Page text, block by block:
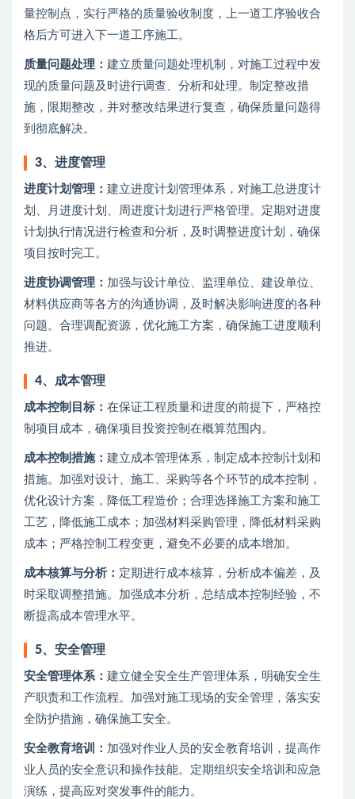
量控制点，实行严格的质量验收制度，上一道工序验收合
格后方可进入下一道工序施工。
质量问题处理： 建立质量问题处理机制，对施工过程中发
现的质量问题及时进行调查、分析和处理。制定整改措
施，限期整改，并对整改结果进行复查，确保质量问题得
到彻底解决。
3、 进度管理
进度计划管理： 建立进度计划管理体系，对施工总进度计
划、月进度计划、周进度计划进行严格管理。定期对进度
计划执行情况进行检查和分析，及时调整进度计划，确保
项目按时完工。
进度协调管理： 加强与设计单位、监理单位、建设单位、
材料供应商等各方的沟通协调，及时解决影响进度的各种
问题。合理调配资源，优化施工方案，确保施工进度顺利
推进。
4、 成本管理
成本控制目标： 在保证工程质量和进度的前提下，严格控
制项目成本，确保项目投资控制在概算范围内。
成本控制措施： 建立成本管理体系，制定成本控制计划和
措施。加强对设计、施工、采购等各个环节的成本控制，
优化设计方案，降低工程造价；合理选择施工方案和施工
工艺，降低施工成本；加强材料采购管理，降低材料采购
成本；严格控制工程变更，避免不必要的成本增加。
成本核算与分析： 定期进行成本核算，分析成本偏差，及
时采取调整措施。加强成本分析，总结成本控制经验，不
断提高成本管理水平。
5、 安全管理
安全管理体系： 建立健全安全生产管理体系，明确安全生
产职责和工作流程。加强对施工现场的安全管理，落实安
全防护措施，确保施工安全。
安全教育培训： 加强对作业人员的安全教育培训，提高作
业人员的安全意识和操作技能。定期组织安全培训和应急
演练，提高应对突发事件的能力。